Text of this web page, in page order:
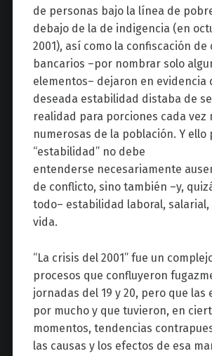
de personas bajo la línea de
debajo de la de indigencia (en
2001), así como la confiscación de
bancarios –por nombrar solo
elementos– dejaron en evidencia
deseada estabilidad distaba de
realidad para porciones cada vez
numerosas de la población. Y
“estabilidad” no debe
entenderse necesariamente
de conflicto, sino también –y,
todo– estabilidad laboral, salarial,
vida.
“La crisis del 2001” fue un
procesos que confluyeron
jornadas del 19 y 20, pero que las
por mucho y que tuvieron, en
momentos, tendencias
las causas y los efectos de esa